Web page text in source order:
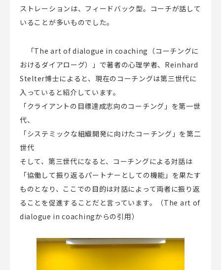
ストレーションは、フィードバック型。コーチが話して
いることが多いものでした。
「The art of dialogue in coaching （コーチングに
おけるダイアローグ）」で著者の心理学者、 Reinhard
Stelter博士によると、現在のコーチングは第三世代に
入っていると紹介しています。
「クライアントの目標達成志向のコーチング」を第一世
代、
「システミックな組織開発に向けたコーチング」を第二
世代
そして、第三世代になると、コーチングによる対話は
「協働して振り返るパートナーとしての機能」を果たす
ものとなり、ここでの目的は対話によって両者に振り返
ることを促進することだと言っています。（The art of
dialogue in coachingからの引用）